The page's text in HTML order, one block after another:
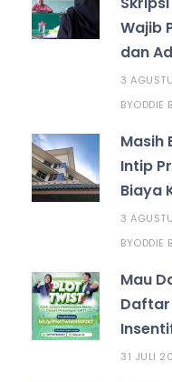
Wajib
dan
3
BYODDIE
Masih
Intip
Biaya
3
BYODDIE
Mau
Daftar
31 JULI